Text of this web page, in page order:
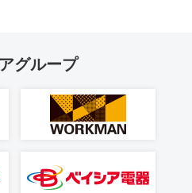
グループ